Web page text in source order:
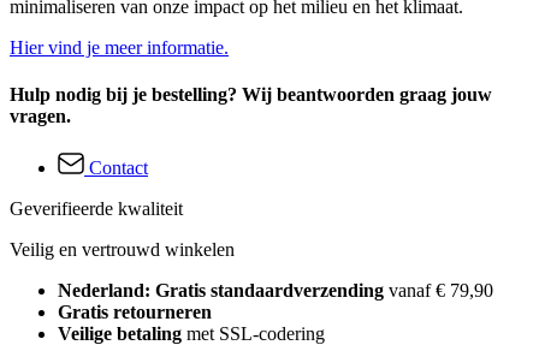
minimaliseren van onze impact op het milieu en het klimaat.
Hier vind je meer informatie.
Hulp nodig bij je bestelling? Wij beantwoorden graag jouw
vragen.
Contact
Geverifieerde kwaliteit
Veilig en vertrouwd winkelen
Nederland: Gratis standaardverzending vanaf € 79,90
Gratis retourneren
Veilige betaling met SSL-codering